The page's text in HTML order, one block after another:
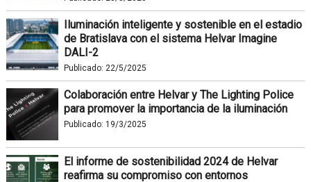
Iluminación inteligente y sostenible en el estadio
de Bratislava con el sistema Helvar Imagine
DALI-2
Publicado: 22/5/2025
Colaboración entre Helvar y The Lighting Police
para promover la importancia de la iluminación
Publicado: 19/3/2025
El informe de sostenibilidad 2024 de Helvar
reafirma su compromiso con entornos